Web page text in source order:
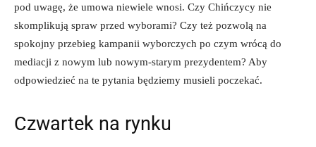
pod uwagę, że umowa niewiele wnosi. Czy Chińczycy nie
skomplikują spraw przed wyborami? Czy też pozwolą na
spokojny przebieg kampanii wyborczych po czym wrócą do
mediacji z nowym lub nowym-starym prezydentem? Aby
odpowiedzieć na te pytania będziemy musieli poczekać.
Czwartek na rynku